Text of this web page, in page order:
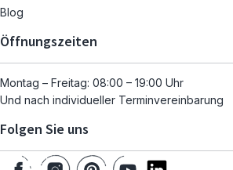
Blog
Öffnungszeiten
Montag – Freitag: 08:00 – 19:00 Uhr
Und nach individueller Terminvereinbarung
Folgen Sie uns